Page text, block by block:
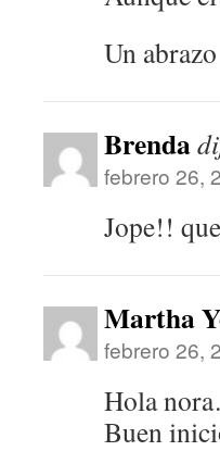
Un abrazo
Brenda
febrero 26,
Jope!!
Martha
febrero 26,
Hola
Buen